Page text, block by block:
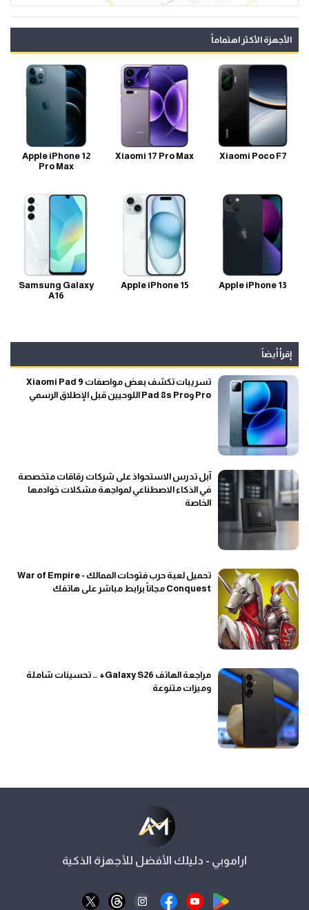
الأجهزة الأكثر اهتماماً
Xiaomi Poco F7
Xiaomi 17 Pro Max
Apple iPhone 12
Pro Max
Apple iPhone 13
Apple iPhone 15
Samsung Galaxy
A16
إقرأ أيضاً
تسريبات تكشف بعض مواصفات Xiaomi Pad 9
Pro وPad 8s Pro اللوحيين قبل الإطلاق الرسمي
آبل تدرس الاستحواذ على شركات رقاقات متخصصة
في الذكاء الاصطناعي لمواجهة مشكلات خوادمها
الخاصة
تحميل لعبة حرب فتوحات الممالك - War of Empire
Conquest مجاناً برابط مباشر على هاتفك
مراجعة الهاتف Galaxy S26+ … تحسينات شاملة
وميزات متنوعة
اراموبي - دليلك الأفضل للأجهزة الذكية